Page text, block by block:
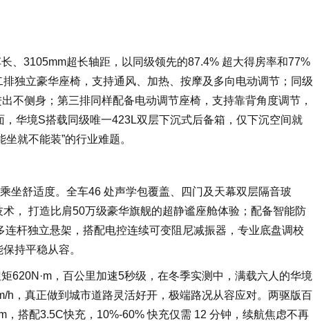
、3105mm超长轴距，以同级领先的87.4% 超大得房率和77%
独立豪华座椅，支持通风、加热、按摩及多向电动调节；同级
不侧身；第三排同样配备电动调节座椅，支持靠背角度调节，
华境S搭载同级唯一423L双层下沉式后备箱，仅下沉空间就
就不能装”的行业难题。
坐舒适度。全车46 处声学包覆盖、四门及天幕双层隔音玻
， 打造比肩50万级豪华旗舰的超静谧座舱体验；配备智能防
杆独立悬架，搭配电控连续可变阻尼减振器，专业底盘调校
持平稳从容。
620N·m，百公里加速5秒级，在冬季实测中，满载六人的华境
，真正做到城市道路灵活好开，极端路况从容应对。两驱版百
搭配3.5C快充，10%-60% 快充仅需 12 分钟，续航焦虑不再